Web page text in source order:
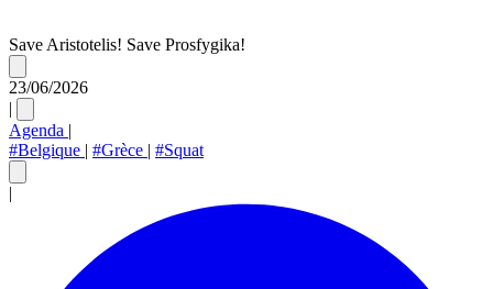
Save Aristotelis! Save Prosfygika!
23/06/2026
|
Agenda |
#Belgique | #Grèce | #Squat
|